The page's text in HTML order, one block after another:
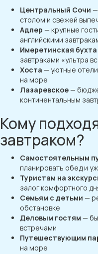
Центральный Сочи
столом и свежей
Адлер — крупные
английскими
Имеретинская
завтраками «ультра
Хоста — уютные
на море
Лазаревское—
континентальным
Кому
завтраком?
Самостоятельным
планировать обед и
Туристам на
залог комфортного
Семьям с детьми —
обстановке
Деловым гостям —
встречами
Путешествующим
на море